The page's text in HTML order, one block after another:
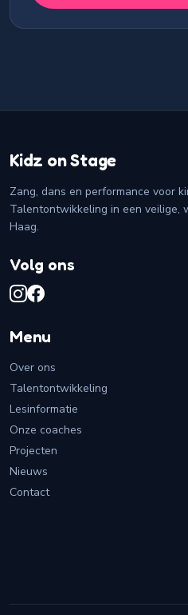
Kidz on Stage
Zang, dans en performance voor
Talentontwikkeling in een veilige,
Haag.
Volg ons
Menu
Over ons
Talentontwikkeling
Lesinformatie
Onze coaches
Projecten
Nieuws
Contact